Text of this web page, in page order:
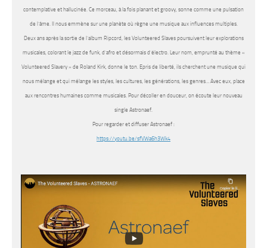
contemplative et hallucinée. Ce morceau, à la fois planant et groovy, sonne comme une pulsation
de l’âme. Il nous emmène sur une planète où règne une musique aux influences multiples.
Deux ans après la sortie de l’album Ripcord, les Volunteered Slavespoursuivent leur explorations
musicales, colorant le jazz de funk, d’afro et désormais d’électro. Leur nom, emprunté au thème «
Volunteered Slavery » de Roland Kirk, donne le ton. Epris de liberté, ils cherchent une musique qui
nous mélange et qui mélange les styles, les cultures, les générations, les genres… Avec eux, place
aux rencontres humaines comme musicales. Pour décoller en douceur, on écoute leur nouveau
single Astronaef.
Pour regarder et diffuser Astronaef :
https://youtu.be/sfVWa6h3Wk4